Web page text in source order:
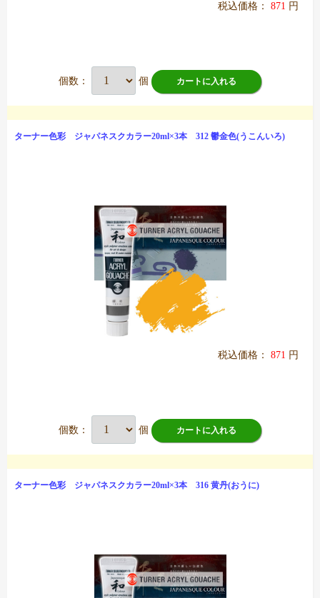
税込価格： 871 円
個数： 個 カートに入れる
ターナー色彩 ジャパネスクカラー20ml×3本 312 鬱金色(うこんいろ)
税込価格： 871 円
個数： 個 カートに入れる
ターナー色彩 ジャパネスクカラー20ml×3本 316 黄丹(おうに)